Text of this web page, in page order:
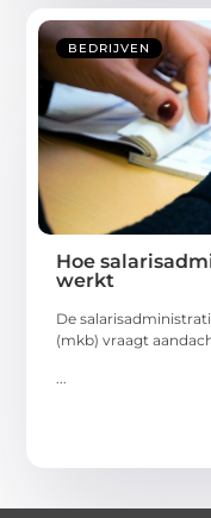
BEDRIJVEN
Hoe
werkt
De
(mkb) vraagt